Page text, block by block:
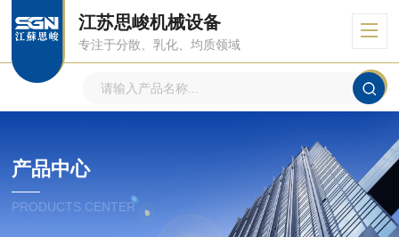
江苏思峻机械设备
专注于分散、乳化、均质领域
产品中心
PRODUCTS CENTER